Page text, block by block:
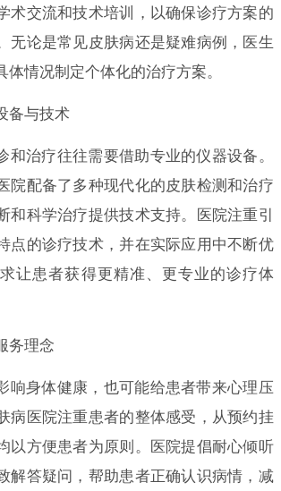
术交流和技术培训，以确保诊疗方案的
无论是常见皮肤病还是疑难病例，医生
体情况制定个体化的治疗方案。
备与技术
和治疗往往需要借助专业的仪器设备。
院配备了多种现代化的皮肤检测和治疗
和科学治疗提供技术支持。医院注重引
点的诊疗技术，并在实际应用中不断优
让患者获得更精准、更专业的诊疗体
务理念
响身体健康，也可能给患者带来心理压
病医院注重患者的整体感受，从预约挂
以方便患者为原则。医院提倡耐心倾听
解答疑问，帮助患者正确认识病情，减